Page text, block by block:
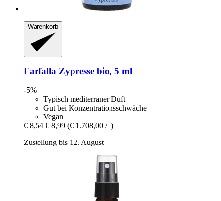
Warenkorb
Farfalla Zypresse bio, 5 ml
-5%
Typisch mediterraner Duft
Gut bei Konzentrationsschwäche
Vegan
€ 8,54 € 8,99 (€ 1.708,00 / l)
Zustellung bis 12. August